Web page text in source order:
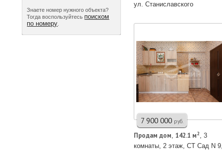
Знаете номер нужного объекта?
Тогда воспользуйтесь поиском
по номеру
ул. Станиславского
7 900 000 руб.
Продам дом,142.1 м2, 3
комнаты, 2 этаж, СТ Сад N